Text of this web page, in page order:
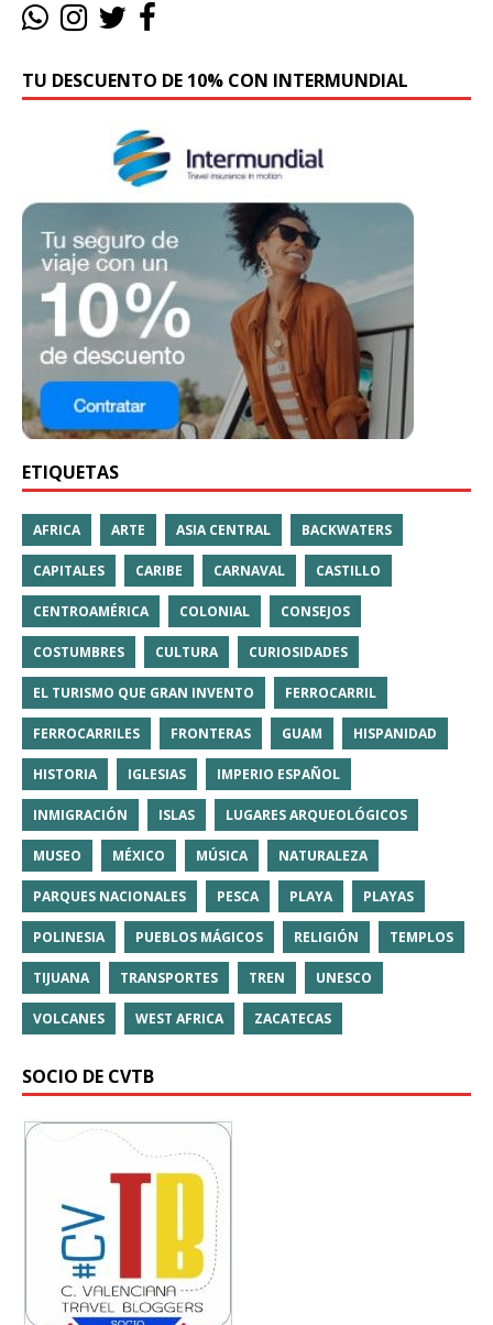
TU DESCUENTO DE 10% CON INTERMUNDIAL
ETIQUETAS
AFRICA ARTE ASIA CENTRAL BACKWATERS
CAPITALES CARIBE CARNAVAL CASTILLO
CENTROAMÉRICA COLONIAL CONSEJOS
COSTUMBRES CULTURA CURIOSIDADES
EL TURISMO QUE GRAN INVENTO FERROCARRIL
FERROCARRILES FRONTERAS GUAM HISPANIDAD
HISTORIA IGLESIAS IMPERIO ESPAÑOL
INMIGRACIÓN ISLAS LUGARES ARQUEOLÓGICOS
MUSEO MÉXICO MÚSICA NATURALEZA
PARQUES NACIONALES PESCA PLAYA PLAYAS
POLINESIA PUEBLOS MÁGICOS RELIGIÓN TEMPLOS
TIJUANA TRANSPORTES TREN UNESCO
VOLCANES WEST AFRICA ZACATECAS
SOCIO DE CVTB